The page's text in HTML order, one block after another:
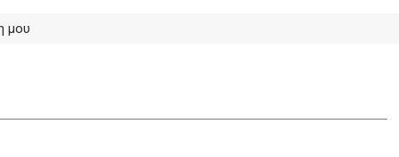
μου